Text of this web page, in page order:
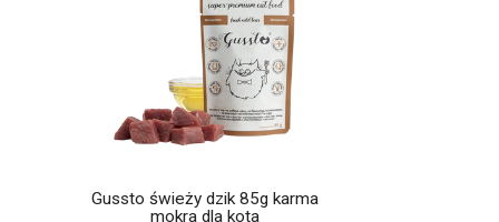
Gussto świeży dzik 85g karma
mokra dla kota